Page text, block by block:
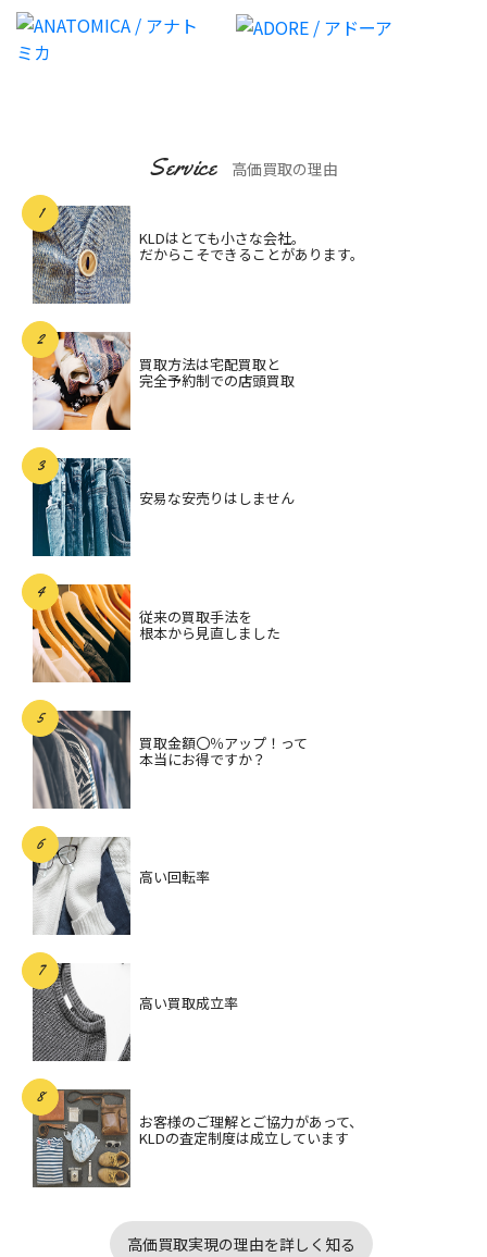
Service 高価買取の理由
KLDはとても小さな会社。
だからこそできることがあります。
買取方法は宅配買取と
完全予約制での店頭買取
安易な安売りはしません
従来の買取手法を
根本から見直しました
買取金額〇％アップ！って
本当にお得ですか？
高い回転率
高い買取成立率
お客様のご理解とご協力があって、
KLDの査定制度は成立しています
高価買取実現の理由を詳しく知る